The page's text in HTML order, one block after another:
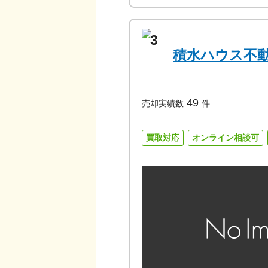
3
積水ハウス不
売却実績数 49 件
買取対応 オンライン相談可